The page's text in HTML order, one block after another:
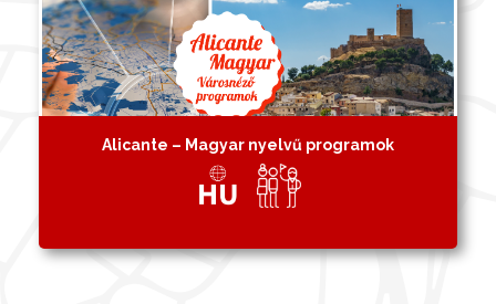
Alicante – Magyar nyelvű programok